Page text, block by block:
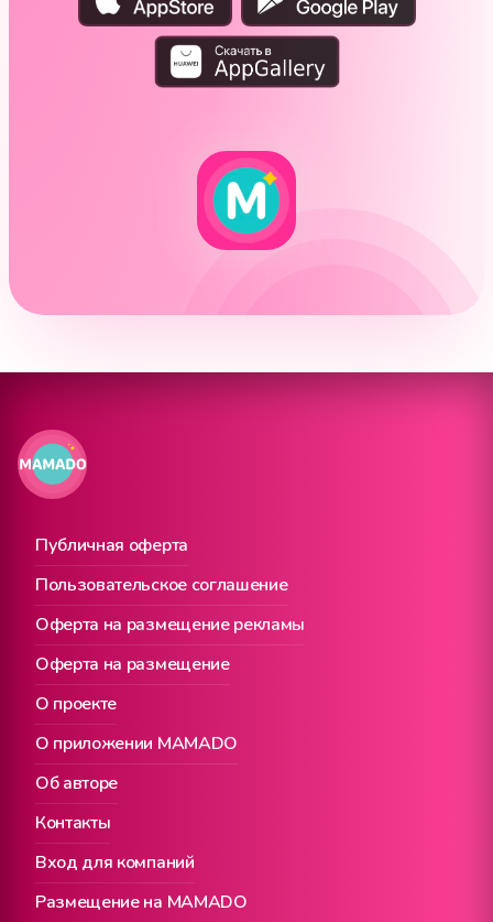
Публичная оферта
О проекте
Вход для компаний
Пользовательское соглашение
О приложении MAMADO
Размещение на MAMADO
Оферта на размещение рекламы
Об авторе
Оферта на размещение
Контакты